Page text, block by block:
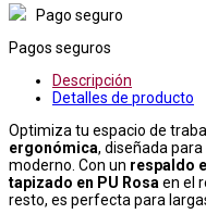
Pago seguro
Pagos seguros
Descripción
Detalles de producto
Optimiza tu espacio de
ergonómica, diseñada
moderno. Con un respaldo
tapizado en PU Rosa en el
resto, es perfecta para